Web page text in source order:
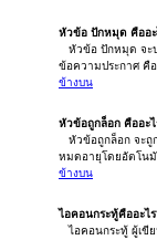
หัวข้อ ปักหมุด คืออะ
หัวข้อ ปักหมุด จะป
ข้อความประกาศ คื
ข้างบน
หัวข้อถูกล็อก คืออะไ
หัวข้อถูกล็อก จะถู
หมดอายุโดยอัตโน
ข้างบน
ไอคอนกระทู้คืออะไ
ไอคอนกระทู้ ผู้เขี